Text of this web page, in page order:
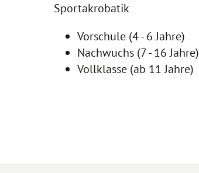
Sportakrobatik
Vorschule (4 - 6 Jahre)
Nachwuchs (7 - 16 Jahre)
Vollklasse (ab 11 Jahre)